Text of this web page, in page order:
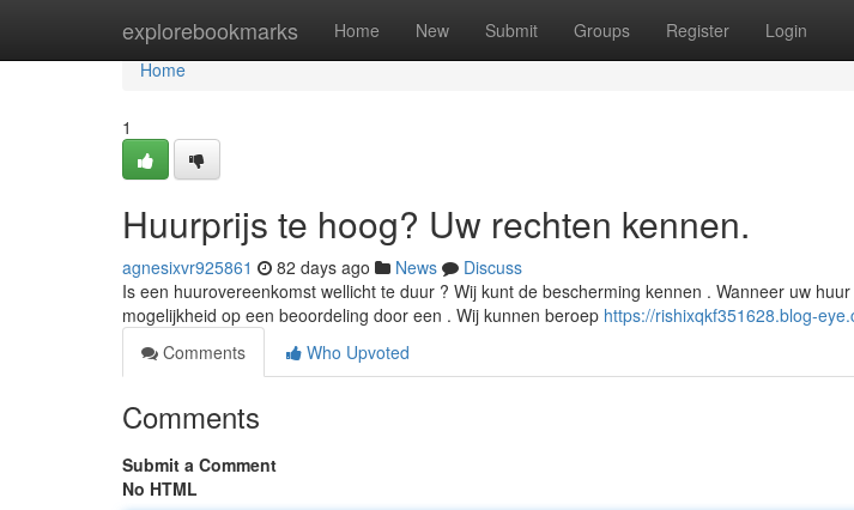
explorebookmarks Home New Submit Groups Register Login
Home
Home
1
Huurprijs te hoog? Uw rechten kennen.
agnesixvr925861 82 days ago News
Discuss
Is een huurovereenkomst wellicht te duur ? Wij kunt de bescherming kennen . Wanneer uw
mogelijkheid op een beoordeling door een . Wij kunnen beroep https://rishixqkf351628.blog-
Comments
Who Upvoted
Comments
Submit a Comment
No HTML